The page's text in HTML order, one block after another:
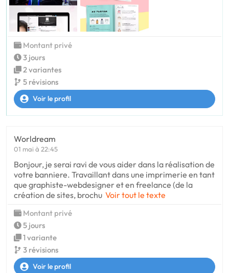
Montant privé
3 jours
2 variantes
5 révisions
Voir le profil
Worldream
01 mai à 22:45
Bonjour, je serai ravi de vous aider dans la réalisation de
votre banniere. Travaillant dans une imprimerie en tant
que graphiste-webdesigner et en freelance (de la
création de sites, brochu Voir tout le texte
Montant privé
5 jours
1 variante
3 révisions
Voir le profil